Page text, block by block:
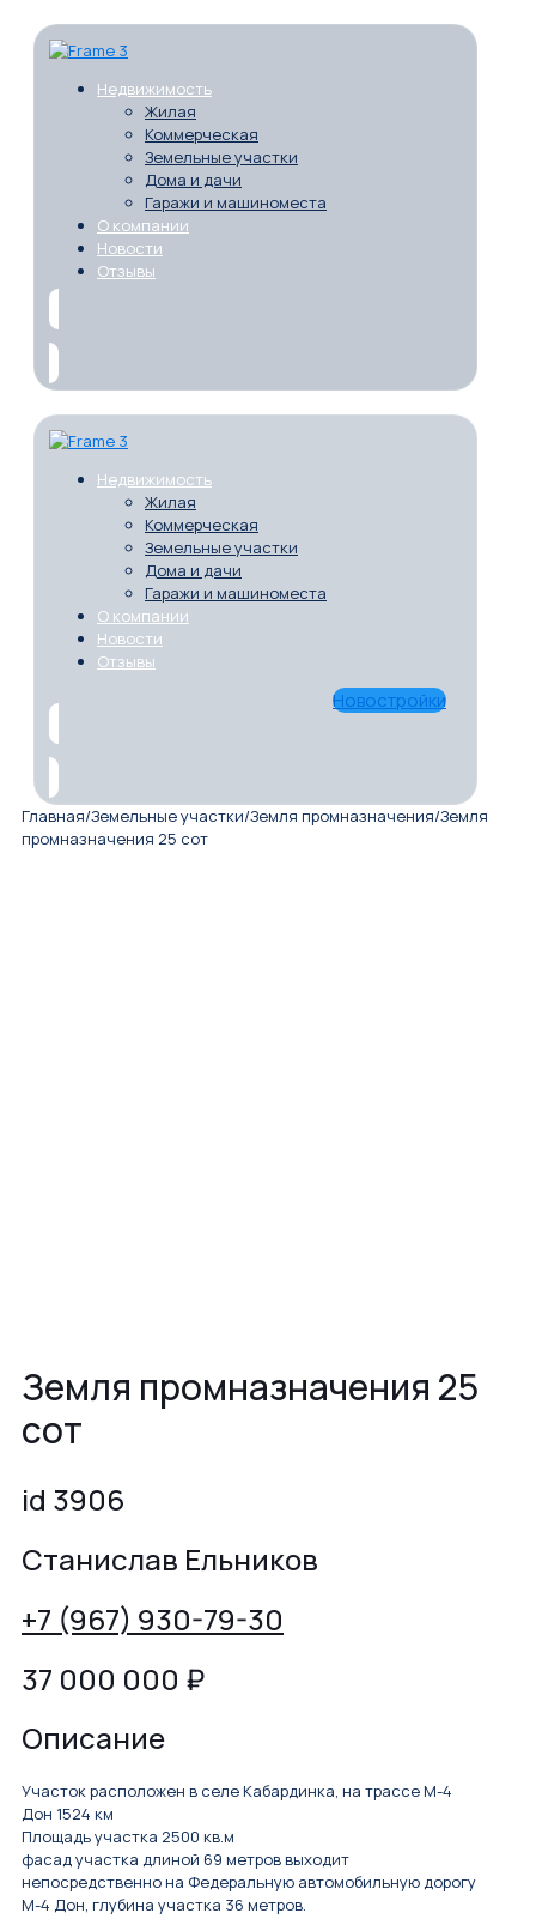
Недвижимость
Жилая
Коммерческая
Земельные участки
Дома и дачи
Гаражи и машиноместа
О компании
Новости
Отзывы
Недвижимость
Жилая
Коммерческая
Земельные участки
Дома и дачи
Гаражи и машиноместа
О компании
Новости
Отзывы
Новостройки
Главная/Земельные участки/Земля промназначения/Земля
промназначения 25 сот
Земля промназначения 25
сот
id 3906
Станислав Ельников
+7 (967) 930-79-30
37 000 000 ₽
Описание
Участок расположен в селе Кабардинка, на трассе М-4
Дон 1524 км
Площадь участка 2500 кв.м
фасад участка длиной 69 метров выходит
непосредственно на Федеральную автомобильную дорогу
М-4 Дон, глубина участка 36 метров.